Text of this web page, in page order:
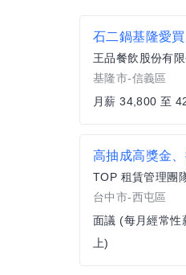
石二鍋基隆愛
王品餐飲股份有限
基隆市-信義區
月薪 34,800 至
台中市-西屯區
面議 (每月經常性
上)